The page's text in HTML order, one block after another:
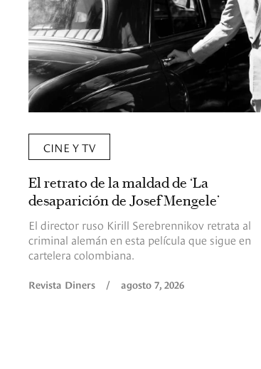
CINE Y TV
El retrato de la maldad de ‘La
desaparición de Josef Mengele’
El director ruso Kirill Serebrennikov retrata al
criminal alemán en esta película que sigue en
cartelera colombiana.
Revista Diners / agosto 7, 2026